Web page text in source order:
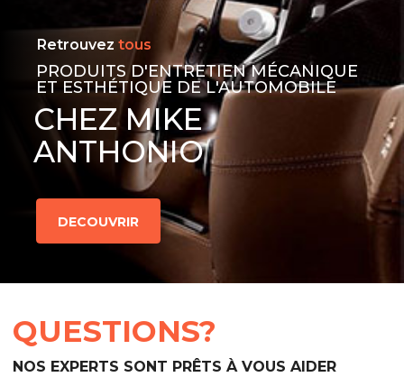
Retrouvez tous
PRODUITS D'ENTRETIEN MÉCANIQUE
ET ESTHÉTIQUE DE L'AUTOMOBILE
CHEZ MIKE
ANTHONIO
DECOUVRIR
QUESTIONS?
NOS EXPERTS SONT PRÊTS À VOUS AIDER